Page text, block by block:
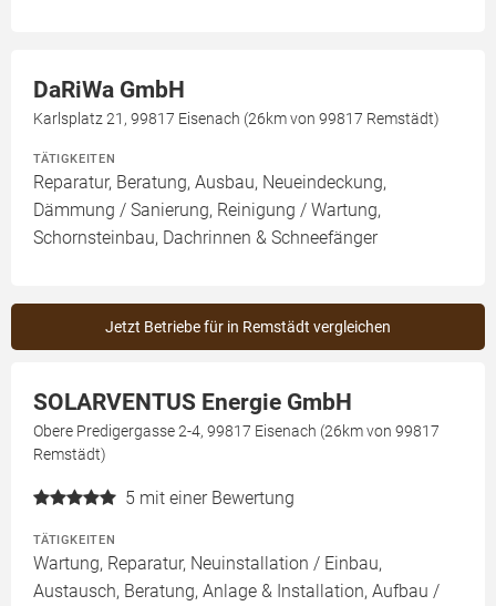
DaRiWa GmbH
Karlsplatz 21, 99817 Eisenach (26km von 99817 Remstädt)
TÄTIGKEITEN
Reparatur, Beratung, Ausbau, Neueindeckung,
Dämmung / Sanierung, Reinigung / Wartung,
Schornsteinbau, Dachrinnen & Schneefänger
Jetzt Betriebe für in Remstädt vergleichen
SOLARVENTUS Energie GmbH
Obere Predigergasse 2-4, 99817 Eisenach (26km von 99817
Remstädt)
5 mit einer Bewertung
TÄTIGKEITEN
Wartung, Reparatur, Neuinstallation / Einbau,
Austausch, Beratung, Anlage & Installation, Aufbau /